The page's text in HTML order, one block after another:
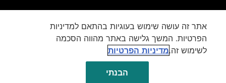
אתר זה עושה שימוש בעוגיות בהתאם למדיניות
הפרטיות. המשך גלישה באתר מהווה הסכמה
לשימוש זה.מדיניות הפרטיות
הבנתי